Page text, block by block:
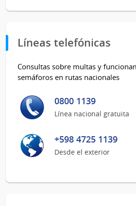
Líneas telefónicas
Consultas sobre multas y
semáforos en rutas nacionales
0800 1139
Línea nacional gratuita
+598 4725 1139
Desde el exterior